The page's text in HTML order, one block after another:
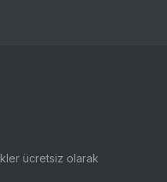
ücretsiz olarak